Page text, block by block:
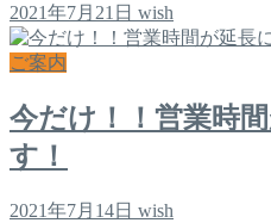
2021年7月21日 wish
ご案内
今だけ！！営業時
す！
2021年7月14日 wish